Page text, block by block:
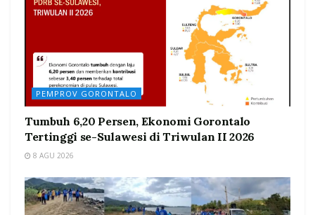
PEMPROV GORONTALO
Tumbuh 6,20 Persen, Ekonomi Gorontalo
Tertinggi se-Sulawesi di Triwulan II 2026
8 AGU 2026